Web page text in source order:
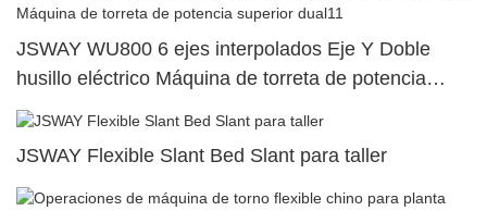
JSWAY WU800 6 ejes interpolados Eje Y Doble
husillo eléctrico Máquina de torreta de potencia
superior dual11
JSWAY Flexible Slant Bed Slant para taller